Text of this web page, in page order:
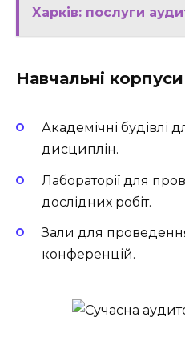
Харків: послуги
Навчальні корпуси
Академічні будівлі
дисциплін.
Лабораторії для
дослідних робіт.
Зали для
конференцій.